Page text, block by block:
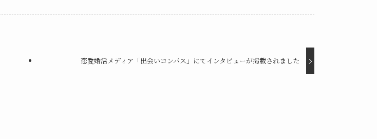
恋愛婚活メディア「出会いコンパス」にてインタビューが掲載されました